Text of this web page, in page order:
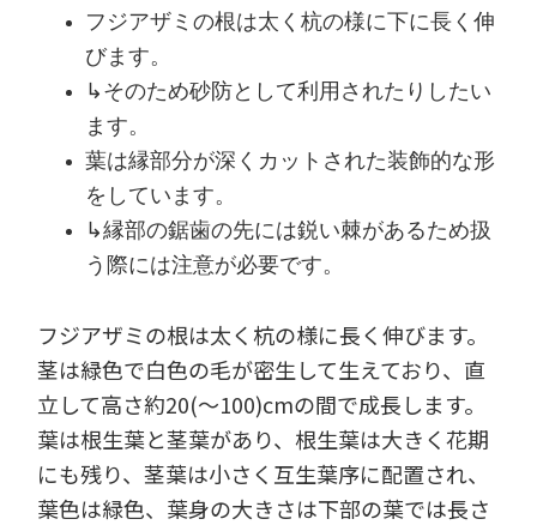
フジアザミの根は太く杭の様に下に長く伸
びます。
↳そのため砂防として利用されたりしたい
ます。
葉は縁部分が深くカットされた装飾的な形
をしています。
↳縁部の鋸歯の先には鋭い棘があるため扱
う際には注意が必要です。
フジアザミの根は太く杭の様に長く伸びます。
茎は緑色で白色の毛が密生して生えており、直
立して高さ約20(～100)cmの間で成長します。
葉は根生葉と茎葉があり、根生葉は大きく花期
にも残り、茎葉は小さく互生葉序に配置され、
葉色は緑色、葉身の大きさは下部の葉では長さ